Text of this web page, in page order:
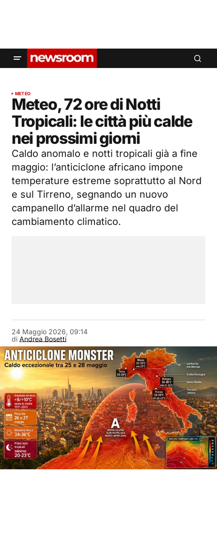
METEO
Meteo, 72 ore di Notti
Tropicali: le città più calde
nei prossimi giorni
Caldo anomalo e notti tropicali già a fine
maggio: l’anticiclone africano impone
temperature estreme soprattutto al Nord
e sul Tirreno, segnando un nuovo
campanello d’allarme nel quadro del
cambiamento climatico.
di Andrea Bosetti
24 Maggio 2026, 09:14